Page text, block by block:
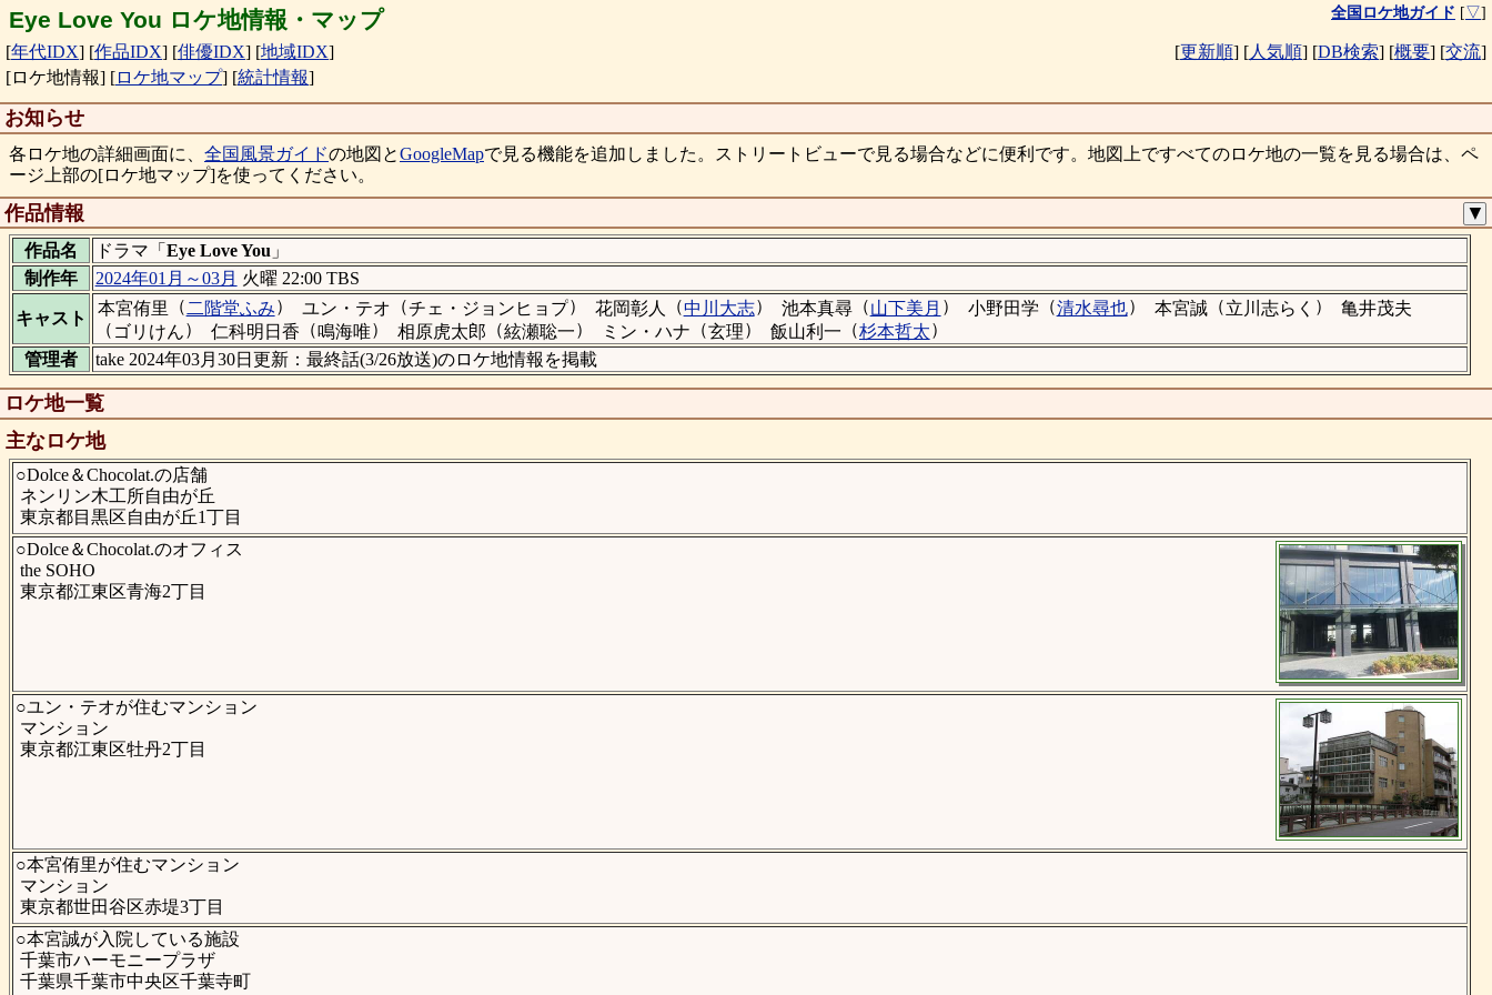
Eye Love You ロケ地情報・マップ 全国ロケ地ガイド [▽]
[年代IDX] [作品IDX] [俳優IDX] [地域IDX] [更新順] [人気順] [DB検索] [概要] [交流]
[ロケ地情報] [ロケ地マップ] [統計情報]
お知らせ
各ロケ地の詳細画面に、 全国風景ガイドの地図とGoogleMapで見る機能を追加しました。ストリートビューで見る場合などに便利です。地図上ですべてのロケ地の一覧を見る場合は、ペ
ージ上部の[ロケ地マップ]を使ってください。
作品情報 ▼
作品名 ドラマ「 Eye Love You 」
制作年
2024年01月～03月 火曜 22:00 TBS
キャスト
本宮侑里 （ 二階堂ふみ） ユン・テオ （チェ・ジョンヒョプ） 花岡彰人 （中川大志） 池本真尋 （山下美月 ） 小野田学 （清水尋也） 本宮誠 （立川志らく ）
亀井茂夫
（ ゴリけん） 仁科明日香 （鳴海唯） 相原虎太郎 （絃瀬聡一） ミン・ハナ （玄理） 飯山利一 （杉本哲太）
管理者
take 2024年03月30日更新：最終話(3/26放送)のロケ地情報を掲載
ロケ地一覧
主なロケ地
○Dolce＆Chocolat.の店舗
ネンリン木工所自由が丘
東京都目黒区自由が丘1丁目
○Dolce＆Chocolat.のオフィス
the SOHO
東京都江東区青海2丁目
○ユン・テオが住むマンション
マンション
東京都江東区牡丹2丁目
○本宮侑里が住むマンション
マンション
東京都世田谷区赤堤3丁目
○本宮誠が入院している施設
千葉市ハーモニープラザ
千葉県千葉市中央区千葉寺町